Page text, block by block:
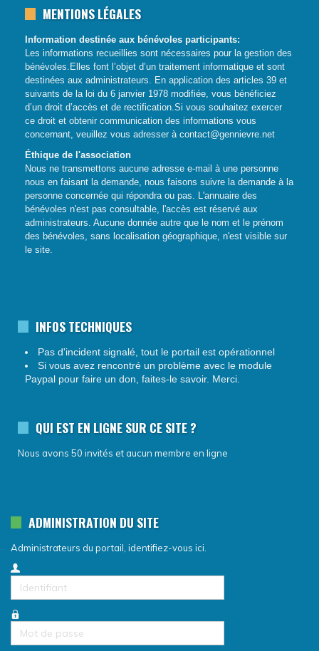
MENTIONS LÉGALES
Information destinée aux bénévoles participants:
Les informations recueillies sont nécessaires pour la gestion des
bénévoles.Elles font l’objet d’un traitement informatique et sont
destinées aux administrateurs. En application des articles 39 et
suivants de la loi du 6 janvier 1978 modifiée, vous bénéficiez
d’un droit d’accès et de rectification.Si vous souhaitez exercer
ce droit et obtenir communication des informations vous
concernant, veuillez vous adresser à contact@gennievre.net
Éthique de l'association
Nous ne transmettons aucune adresse e-mail à une personne
nous en faisant la demande, nous faisons suivre la demande à la
personne concernée qui répondra ou pas.
L'annuaire des
bénévoles n'est pas consultable, l'accès est réservé aux
administrateurs. Aucune donnée autre que le nom et le prénom
des bénévoles, sans localisation géographique, n'est visible sur
le site.
INFOS TECHNIQUES
Pas d'incident signalé, tout le portail est opérationnel
Si vous avez rencontré un problème avec le module
Paypal pour faire un don, faites-le savoir. Merci.
QUI EST EN LIGNE SUR CE SITE ?
Nous avons 50 invités et aucun membre en ligne
ADMINISTRATION DU SITE
Administrateurs du portail, identifiez-vous ici.
Identifiant
Mot
de